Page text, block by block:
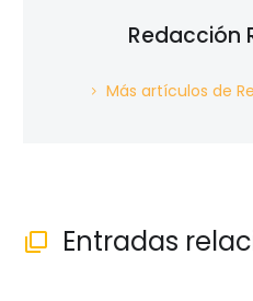
Redacción
Más artículos de
 Entradas